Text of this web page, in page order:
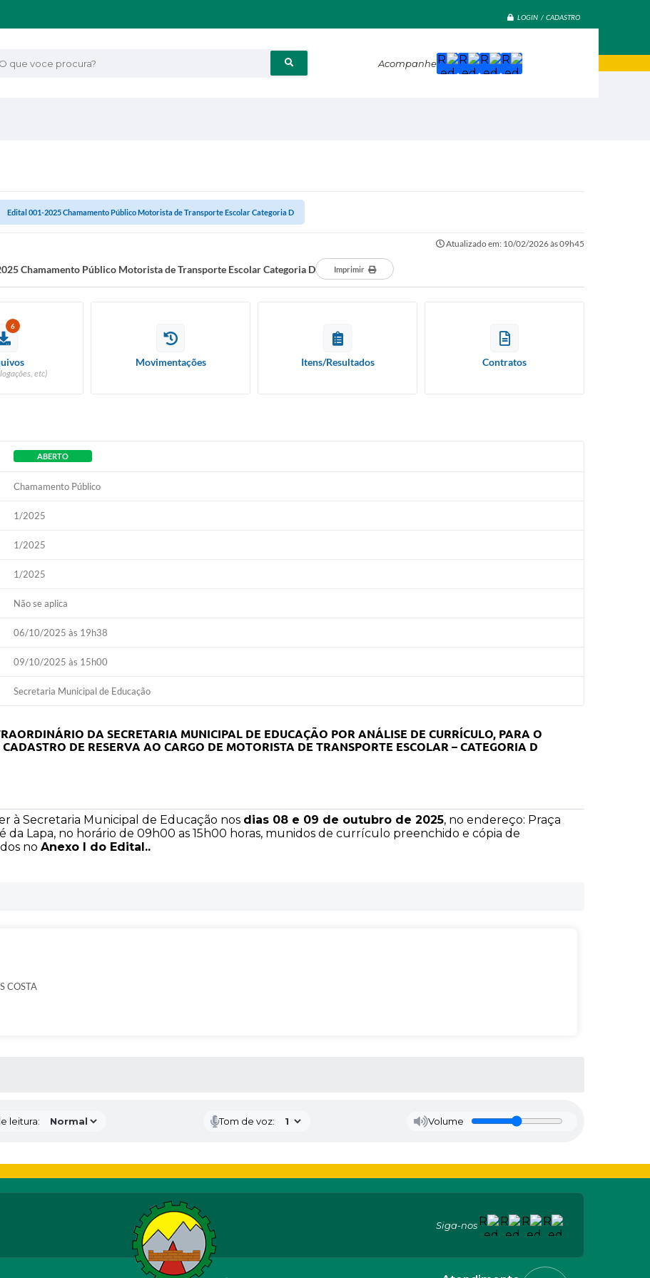
LOGIN / CADASTRO
que voce procura? Acompanhe
Edital 001-2025 Chamamento Público Motorista de Transporte Escolar Categoria D
Atualizado em: 10/02/2026 às 09h45
Chamamento Público Motorista de Transporte Escolar Categoria D Imprimir
6
etc)
Movimentações Itens/Resultados Contratos
ABERTO
Chamamento Público
1/2025
1/2025
1/2025
Não se aplica
06/10/2025 às 19h38
09/10/2025 às 15h00
Secretaria Municipal de Educação
DA SECRETARIA MUNICIPAL DE EDUCAÇÃO POR ANÁLISE DE CURRÍCULO, PARA O
DE RESERVA AO CARGO DE MOTORISTA DE TRANSPORTE ESCOLAR – CATEGORIA D
à Secretaria Municipal de Educação nos dias 08 e 09 de outubro de 2025, no endereço: Praça
da Lapa, no horário de 09h00 as 15h00 horas, munidos de currículo preenchido e cópia de
no Anexo I do Edital..
COSTA
leitura: Tom de voz: Volume
Siga-nos